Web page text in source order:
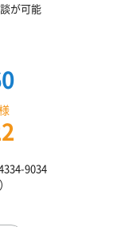
が可能
9034